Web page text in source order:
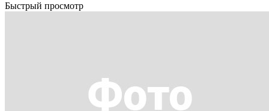
Быстрый просмотр